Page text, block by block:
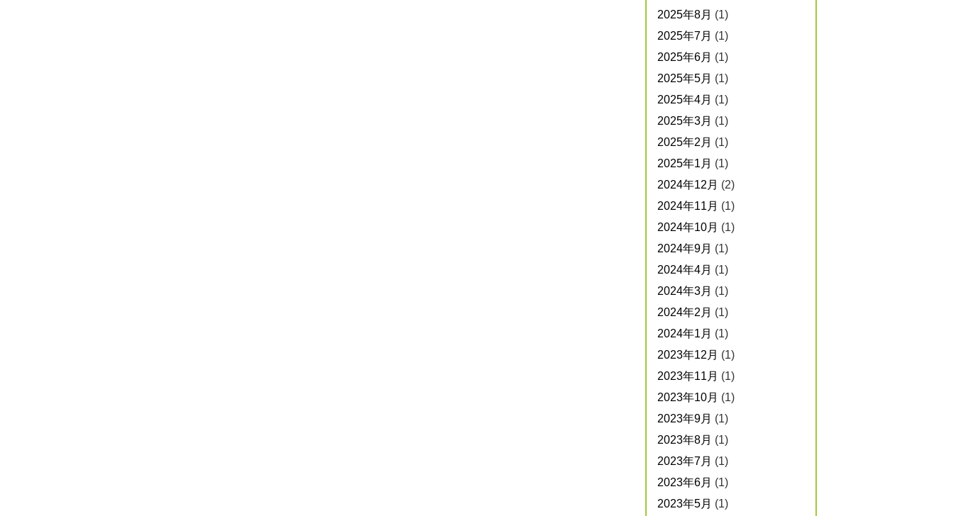
2025年8月 (1)
2025年7月 (1)
2025年6月 (1)
2025年5月 (1)
2025年4月 (1)
2025年3月 (1)
2025年2月 (1)
2025年1月 (1)
2024年12月 (2)
2024年11月 (1)
2024年10月 (1)
2024年9月 (1)
2024年4月 (1)
2024年3月 (1)
2024年2月 (1)
2024年1月 (1)
2023年12月 (1)
2023年11月 (1)
2023年10月 (1)
2023年9月 (1)
2023年8月 (1)
2023年7月 (1)
2023年6月 (1)
2023年5月 (1)